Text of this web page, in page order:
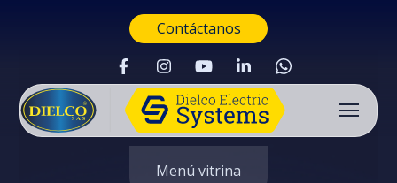
Contáctanos
Menú vitrina